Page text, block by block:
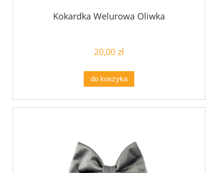
Kokardka Welurowa Oliwka
20,00 zł
do koszyka